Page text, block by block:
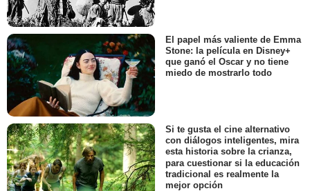
El papel más valiente de Emma
Stone: la película en Disney+
que ganó el Oscar y no tiene
miedo de mostrarlo todo
Si te gusta el cine alternativo
con diálogos inteligentes, mira
esta historia sobre la crianza,
para cuestionar si la educación
tradicional es realmente la
mejor opción